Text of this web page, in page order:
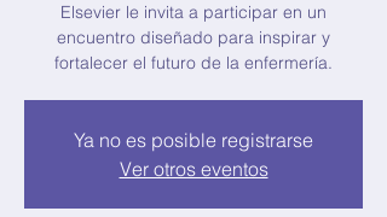
Elsevier le invita a participar en un
encuentro diseñado para inspirar y
fortalecer el futuro de la enfermería.
Ya no es posible registrarse
Ver otros eventos